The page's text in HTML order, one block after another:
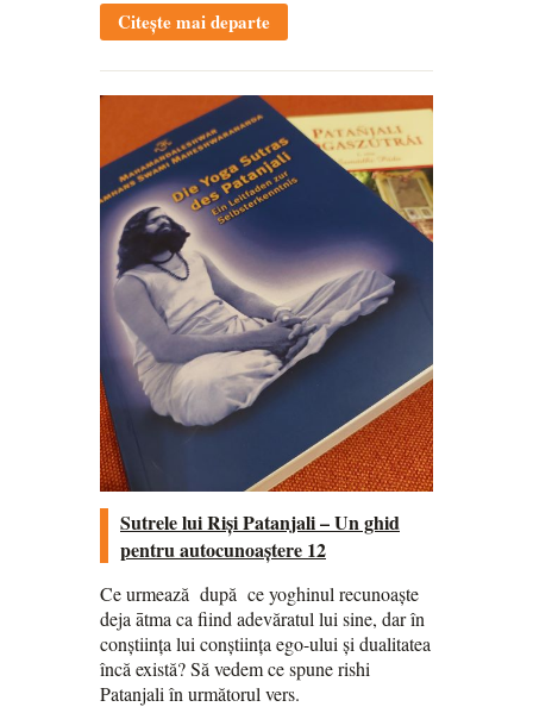
Citește mai departe
Sutrele lui Riși Patanjali – Un ghid
pentru autocunoaștere 12
Ce urmează după ce yoghinul recunoaște
deja ātma ca fiind adevăratul lui sine, dar în
conștiința lui conștiința ego-ului și dualitatea
încă există? Să vedem ce spune rishi
Patanjali în următorul vers.